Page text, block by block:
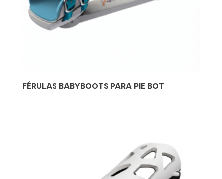
FÉRULAS BABYBOOTS PARA PIE BOT